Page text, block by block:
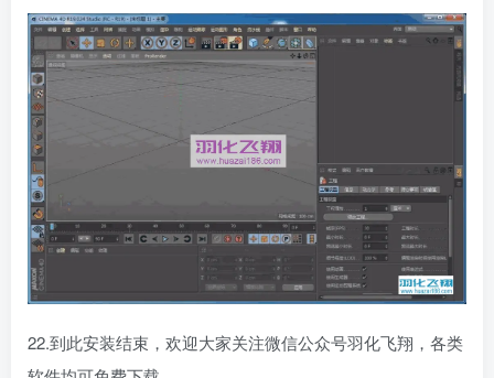
22.到此安装结束，欢迎大家关注微信公众号羽化飞翔，各类